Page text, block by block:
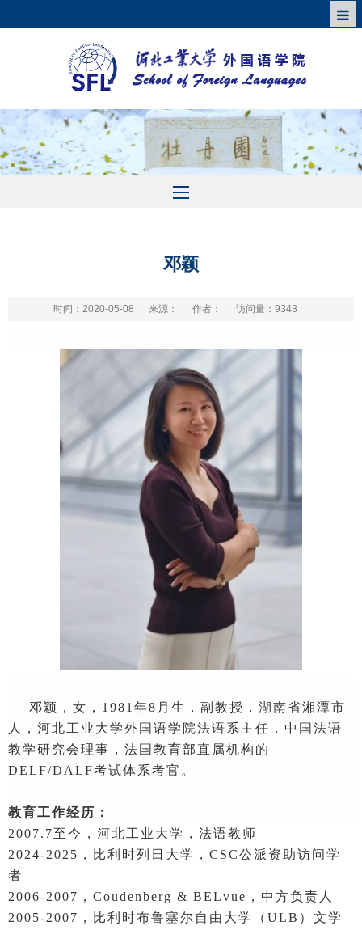
邓颖
时间：2020-05-08 来源： 作者： 访问量： 9343
邓颖，女，1981年8月生，副教授，湖南省湘潭市
人，河北工业大学外国语学院法语系主任，中国法语
教学研究会理事，法国教育部直属机构的
DELF/DALF考试体系考官。
教育工作经历 ：
2007.7至今，河北工业大学，法语教师
2024-2025，比利时列日大学，CSC公派资助访问学
者
2006-2007， Coudenberg & BELvue ， 中方负责人
2005-2007，比利时布鲁塞尔自由大学（ULB）文学